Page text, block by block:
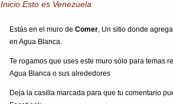
Inicio Esto es Venezuela
Estás en el muro de Comer, Un sitio donde
en Agua Blanca.
Te rogamos que uses este muro sólo para temas
Agua Blanca o sus alrededores
Deja la casilla marcada para que tu comentario